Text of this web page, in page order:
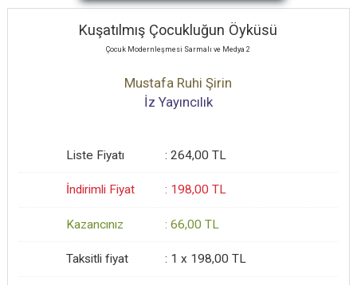
Kuşatılmış Çocukluğun Öyküsü
Çocuk Modernleşmesi Sarmalı ve Medya 2
Mustafa Ruhi Şirin
İz Yayıncılık
Liste Fiyatı :264,00 TL
İndirimli Fiyat : 198,00 TL
Kazancınız :66,00 TL
Taksitli fiyat : 1 x 198,00 TL